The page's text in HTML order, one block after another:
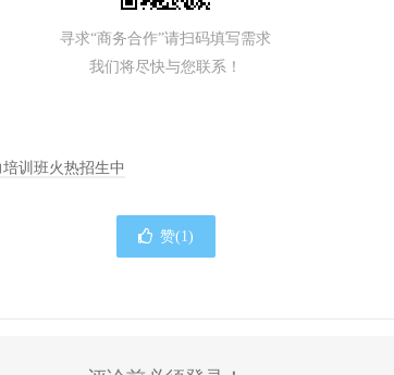
寻求“商务合作”请扫码填写需求
我们将尽快与您联系！
训班火热招生中
赞(1)